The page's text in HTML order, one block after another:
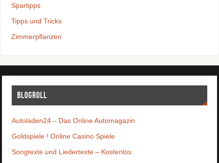
Spartipps
Tipps und Tricks
Zimmerpflanzen
Blogroll
Autoladen24 – Das Online Automagazin
Goldspiele ! Online Casino Spiele
Songtexte und Liedertexte – Kostenlos